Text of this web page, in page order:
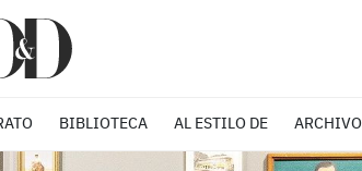
BIBLIOTECA AL ESTILO DE ARCHIVO